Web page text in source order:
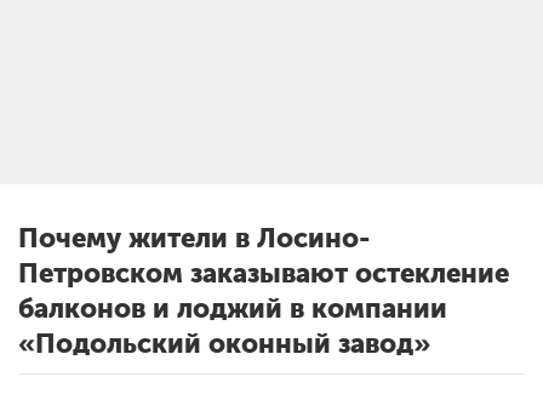
Почему жители в Лосино-
Петровском заказывают остекление
балконов и лоджий в компании
«Подольский оконный завод»